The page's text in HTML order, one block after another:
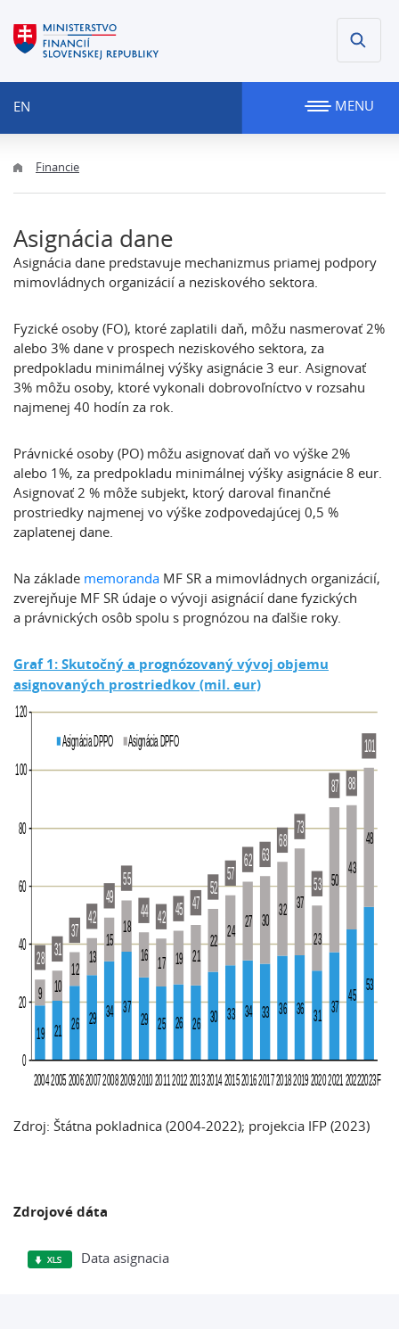
EN MENU
Financie
Asignácia dane
Asignácia dane predstavuje mechanizmus priamej podpory
mimovládnych organizácií a neziskového sektora.
Fyzické osoby (FO), ktoré zaplatili daň, môžu nasmerovať 2%
alebo 3% dane v prospech neziskového sektora, za
predpokladu minimálnej výšky asignácie 3 eur. Asignovať
3% môžu osoby, ktoré vykonali dobrovoľníctvo v rozsahu
najmenej 40 hodín za rok.
Právnické osoby (PO) môžu asignovať daň vo výške 2%
alebo 1%, za predpokladu minimálnej výšky asignácie 8 eur.
Asignovať 2 % môže subjekt, ktorý daroval finančné
prostriedky najmenej vo výške zodpovedajúcej 0,5 %
zaplatenej dane.
Na základe memoranda MF SR a mimovládnych organizácií,
zverejňuje MF SR údaje o vývoji asignácií dane fyzických
a právnických osôb spolu s prognózou na ďalšie roky.
Graf 1: Skutočný a prognózovaný vývoj objemu
asignovaných prostriedkov (mil. eur)
Zdroj: Štátna pokladnica (2004-2022); projekcia IFP (2023)
Zdrojové dáta
Data asignacia